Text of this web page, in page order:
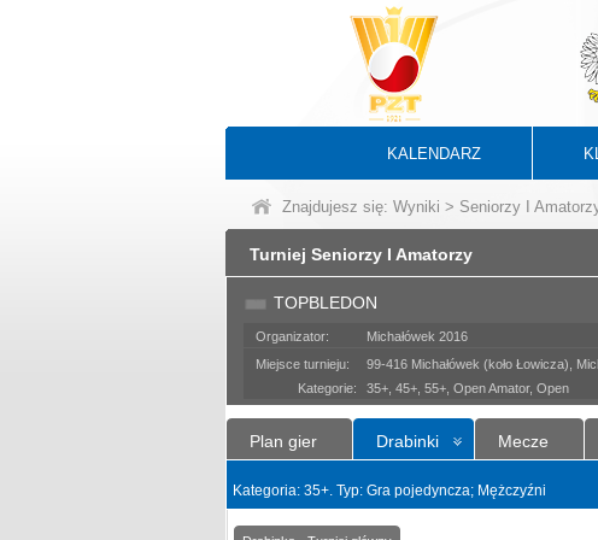
KALENDARZ
Znajdujesz się: Wyniki > Seniorzy I
Turniej Seniorzy I Amatorzy
TOPBLEDON
Organizator:
Michałówek 2016
Miejsce turnieju:
99-416 Michałówek (koło Łowicza),
Kategorie:
35+, 45+, 55+, Open Amator, Open
Plan gier Drabinki Mecze
Kategoria: 35+. Typ: Gra pojedyncza; Mężczyźni